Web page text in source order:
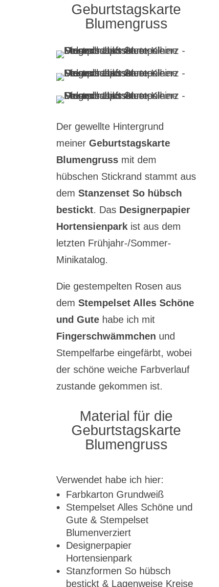
Geburtstagskarte
Blumengruss
Der gewellte Hintergrund
meiner Geburtstagskarte
Blumengrussmit dem
hübschen Stickrand stammt aus
dem Stanzenset So hübsch
bestickt. Das Designerpapier
Hortensienparkist aus dem
letzten Frühjahr-/Sommer-
Minikatalog.
Die gestempelten Rosen aus
dem Stempelset Alles Schöne
und Gutehabe ich mit
Fingerschwämmchen und
Stempelfarbe eingefärbt, wobei
der schöne weiche Farbverlauf
zustande gekommen ist.
Material für die
Geburtstagskarte
Blumengruss
Verwendet habe ich hier:
Farbkarton Grundweiß
Stempelset Alles Schöne und
Gute & Stempelset
Blumenverziert
Designerpapier
Hortensienpark
Stanzformen So hübsch
bestickt & Lagenweise Kreise